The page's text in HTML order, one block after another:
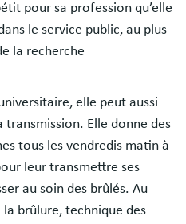
pour sa profession qu’elle
le service public, au plus
la recherche
elle peut aussi
Elle donne des
tous les vendredis matin à
leur transmettre ses
au soin des brûlés. Au
brûlure, technique des